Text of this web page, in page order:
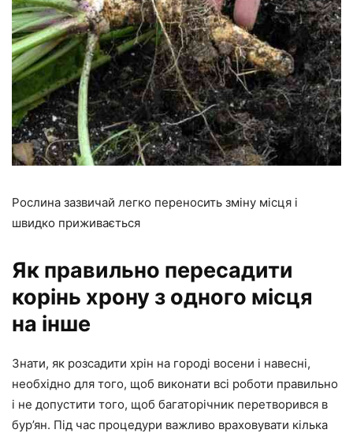
Рослина зазвичай легко переносить зміну місця і
швидко приживається
Як правильно пересадити
корінь хрону з одного місця
на інше
Знати, як розсадити хрін на городі восени і навесні,
необхідно для того, щоб виконати всі роботи правильно
і не допустити того, щоб багаторічник перетворився в
бур’ян. Під час процедури важливо враховувати кілька